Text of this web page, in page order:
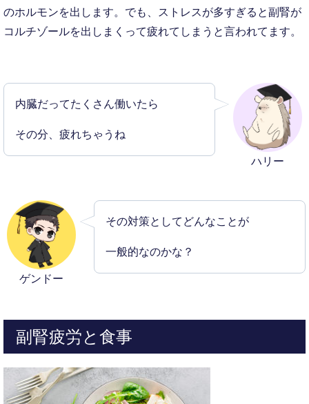
のホルモンを出します。でも、ストレスが多すぎると副腎が
コルチゾールを出しまくって疲れてしまうと言われてます。
ハリー
内臓だってたくさん働いたら
その分、疲れちゃうね
ゲンドー
その対策としてどんなことが
一般的なのかな？
副腎疲労と食事